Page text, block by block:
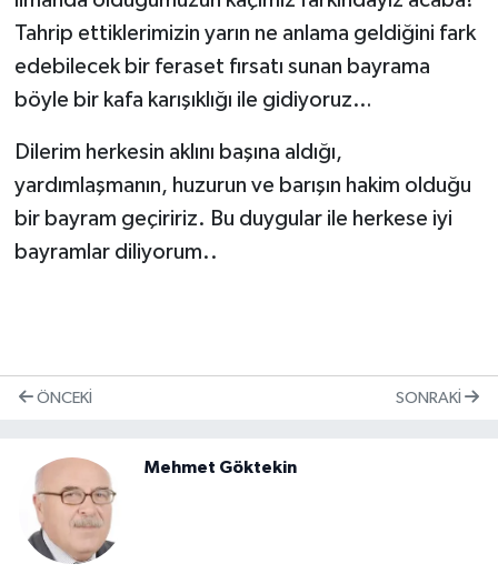
Tahrip ettiklerimizin yarın ne anlama geldiğini fark
edebilecek bir feraset fırsatı sunan bayrama
böyle bir kafa karışıklığı ile gidiyoruz…
Dilerim herkesin aklını başına aldığı,
yardımlaşmanın, huzurun ve barışın hakim olduğu
bir bayram geçiririz. Bu duygular ile herkese iyi
bayramlar diliyorum..
ÖNCEKI SONRAKI
Mehmet Göktekin